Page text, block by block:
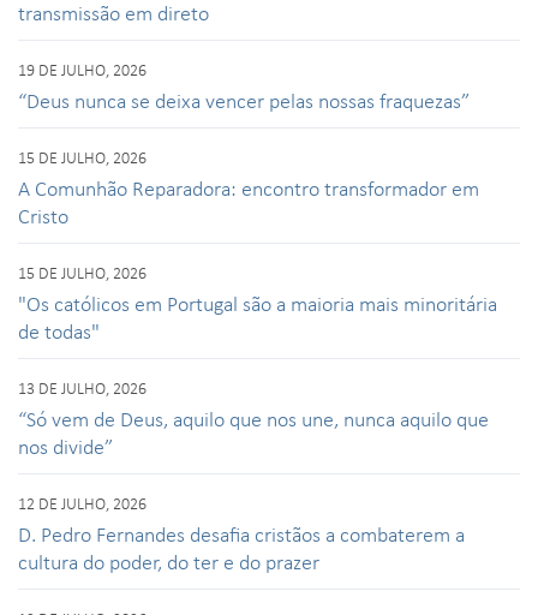
transmissão em direto
19 DE JULHO, 2026
“Deus nunca se deixa vencer pelas nossas fraquezas”
15 DE JULHO, 2026
A Comunhão Reparadora: encontro transformador em
Cristo
15 DE JULHO, 2026
"Os católicos em Portugal são a maioria mais minoritária
de todas"
13 DE JULHO, 2026
“Só vem de Deus, aquilo que nos une, nunca aquilo que
nos divide”
12 DE JULHO, 2026
D. Pedro Fernandes desafia cristãos a combaterem a
cultura do poder, do ter e do prazer